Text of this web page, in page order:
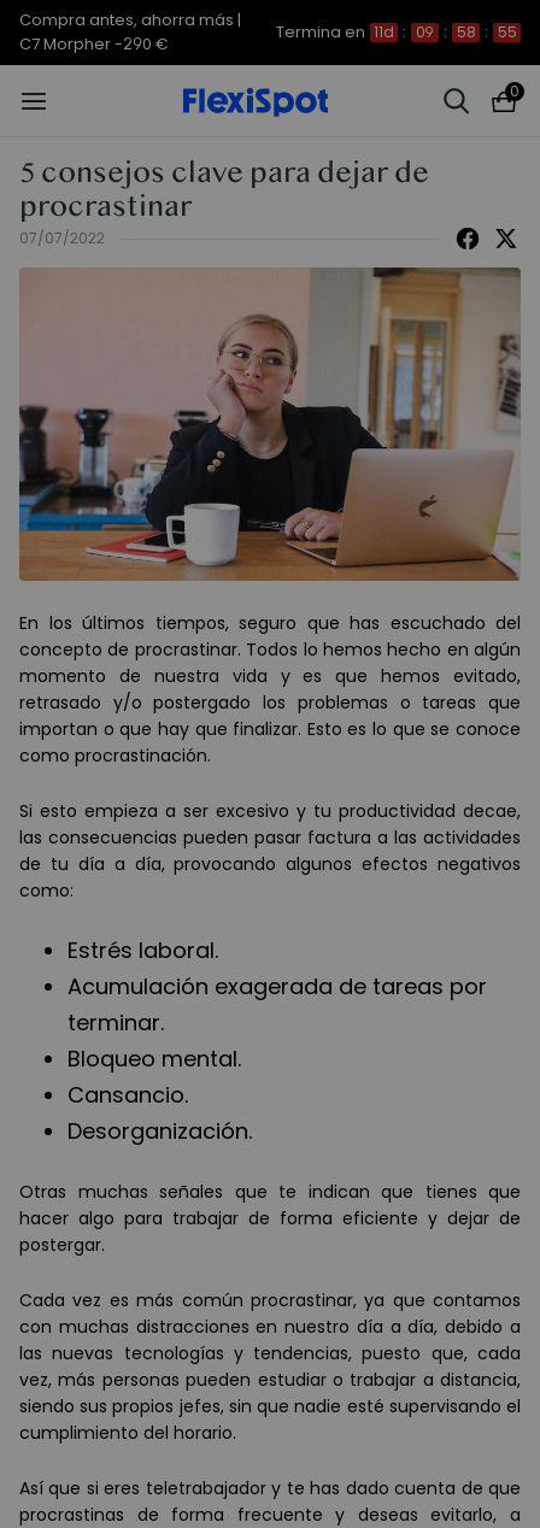
Compra antes, ahorra más |
C7 Morpher -290 €
Termina en 11d : 09 : 58 : 55
0
5 consejos clave para dejar de
procrastinar
07/07/2022
En los últimos tiempos, seguro que has escuchado del
concepto de procrastinar. Todos lo hemos hecho en algún
momento de nuestra vida y es que hemos evitado,
retrasado y/o postergado los problemas o tareas que
importan o que hay que finalizar. Esto es lo que se conoce
como procrastinación.
Si esto empieza a ser excesivo y tu productividad decae,
las consecuencias pueden pasar factura a las actividades
de tu día a día, provocando algunos efectos negativos
como:
Estrés laboral.
Acumulación exagerada de tareas por
terminar.
Bloqueo mental.
Cansancio.
Desorganización.
Otras muchas señales que te indican que tienes que
hacer algo para trabajar de forma eficiente y dejar de
postergar.
Cada vez es más común procrastinar, ya que contamos
con muchas distracciones en nuestro día a día, debido a
las nuevas tecnologías y tendencias, puesto que, cada
vez, más personas pueden estudiar o trabajar a distancia,
siendo sus propios jefes, sin que nadie esté supervisando el
cumplimiento del horario.
Así que si eres teletrabajador y te has dado cuenta de que
procrastinas de forma frecuente y deseas evitarlo, a